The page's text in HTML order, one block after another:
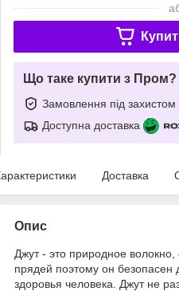
Що таке купити з Пром?
Замовлення під захистом
Доступна доставка
Доставка
Опис
Джут - это природное
прядей поэтому он
здоровья человека. Джут не